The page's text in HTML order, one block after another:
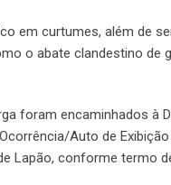
em curtumes, além de
o abate clandestino
foram encaminhados à
Auto de
Lapão, conforme termo